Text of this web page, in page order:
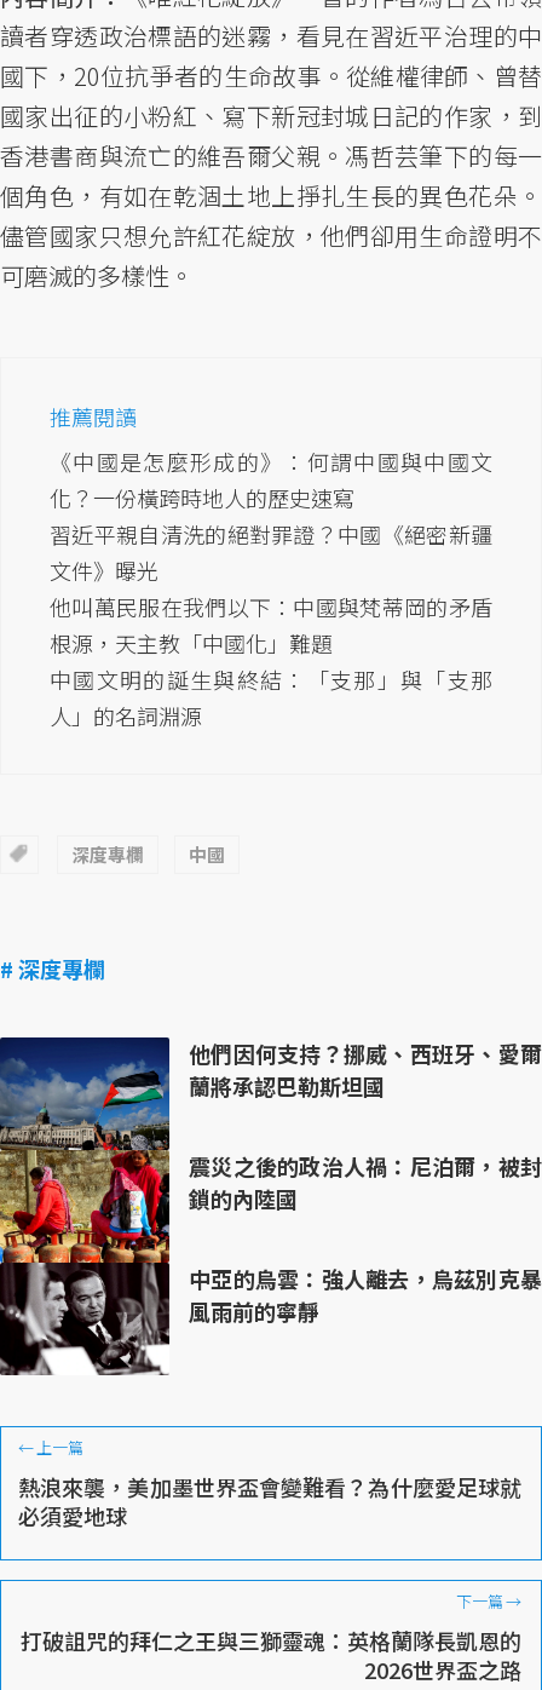
讀者穿透政治標語的迷霧，看見在習近平治理的中
國下，20位抗爭者的生命故事。從維權律師、曾替
國家出征的小粉紅、寫下新冠封城日記的作家，到
香港書商與流亡的維吾爾父親。馮哲芸筆下的每一
個角色，有如在乾涸土地上掙扎生長的異色花朵。
儘管國家只想允許紅花綻放，他們卻用生命證明不
可磨滅的多樣性。
推薦閱讀
《中國是怎麼形成的》：何謂中國與中國文
化？一份橫跨時地人的歷史速寫
習近平親自清洗的絕對罪證？中國《絕密新疆
文件》曝光
他叫萬民服在我們以下：中國與梵蒂岡的矛盾
根源，天主教「中國化」難題
中國文明的誕生與終結：「支那」與「支那
人」的名詞淵源
深度專欄 中國
# 深度專欄
他們因何支持？挪威、西班牙、愛爾
蘭將承認巴勒斯坦國
震災之後的政治人禍：尼泊爾，被封
鎖的內陸國
中亞的烏雲：強人離去，烏茲別克暴
風雨前的寧靜
←上一篇
熱浪來襲，美加墨世界盃會變難看？為什麼愛足球就
必須愛地球
下一篇→
打破詛咒的拜仁之王與三獅靈魂：英格蘭隊長凱恩的
2026世界盃之路